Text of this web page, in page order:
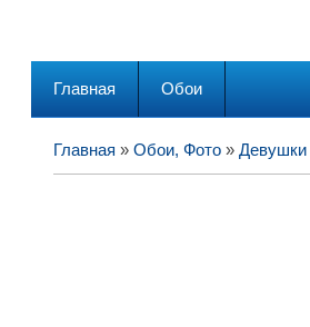
Главная Обои
Главная » Обои, Фото »